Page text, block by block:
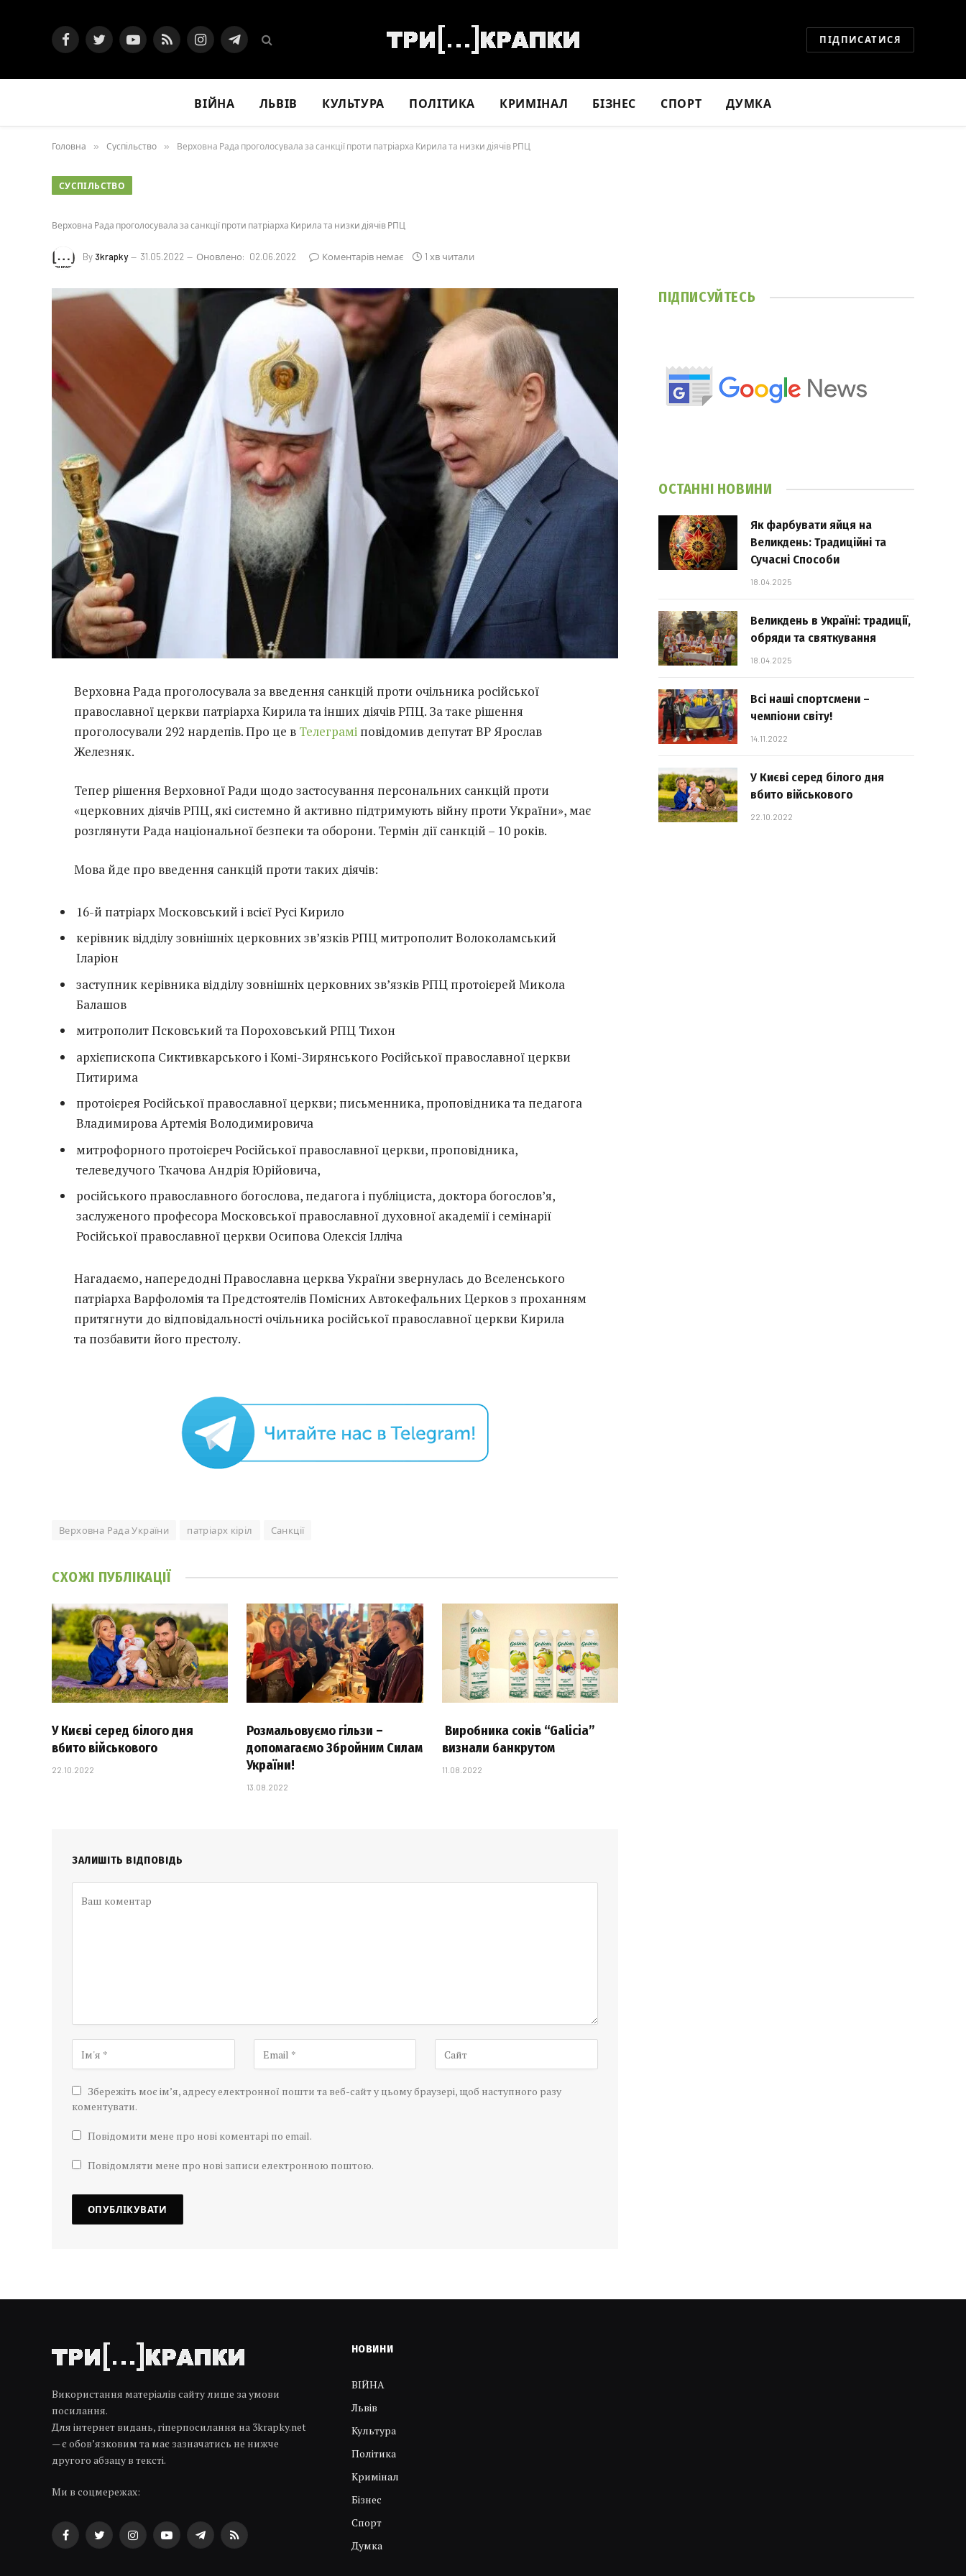
FacebookTwitterYouTubeRSS InstagramTelegram ПІДПИСАТИСЯ
ВІЙНА ЛЬВІВ КУЛЬТУРА ПОЛІТИКА КРИМІНАЛ БІЗНЕС СПОРТ ДУМКА
Головна » Суспільство » Верховна Рада проголосувала за санкції проти патріарха Кирила та низки діячів РПЦ
СУСПІЛЬСТВО
Верховна Рада проголосувала за санкції проти патріарха Кирила та низки діячів РПЦ
By 3krapky 31.05.2022 Оновлено: 02.06.2022 Коментарів немає 1 хв читали
Верховна Рада проголосувала за введення санкцій проти очільника російської
православної церкви патріарха Кирила та інших діячів РПЦ. За таке рішення
проголосували 292 нардепів. Про це в Телеграмі повідомив депутат ВР Ярослав
Железняк.
Тепер рішення Верховної Ради щодо застосування персональних санкцій проти
«церковних діячів РПЦ, які системно й активно підтримують війну проти України», має
розглянути Рада національної безпеки та оборони. Термін дії санкцій – 10 років.
Мова йде про введення санкцій проти таких діячів:
16-й патріарх Московський і всієї Русі Кирило
керівник відділу зовнішніх церковних зв’язків РПЦ митрополит Волоколамський
Іларіон
заступник керівника відділу зовнішніх церковних зв’язків РПЦ протоієрей Микола
Балашов
митрополит Псковський та Пороховський РПЦ Тихон
архієпископа Сиктивкарського і Комі-Зирянського Російської православної церкви
Питирима
протоієрея Російської православної церкви; письменника, проповідника та педагога
Владимирова Артемія Володимировича
митрофорного протоієреч Російської православної церкви, проповідника,
телеведучого Ткачова Андрія Юрійовича,
російського православного богослова, педагога і публіциста, доктора богослов’я,
заслуженого професора Московської православної духовної академії і семінарії
Російської православної церкви Осипова Олексія Ілліча
Нагадаємо, напередодні Православна церква України звернулась до Вселенського
патріарха Варфоломія та Предстоятелів Помісних Автокефальних Церков з проханням
притягнути до відповідальності очільника російської православної церкви Кирила
та позбавити його престолу.
Верховна Рада України патріарх кіріл Санкції
СХОЖІ ПУБЛІКАЦІЇ
У Києві серед білого дня
вбито військового
22.10.2022
Розмальовуємо гільзи –
допомагаємо Збройним Силам
України!
13.08.2022
Виробника соків “Galicia”
визнали банкрутом
11.08.2022
ЗАЛИШІТЬ ВІДПОВІДЬ
Збережіть моє ім’я, адресу електронної пошти та веб-сайт у цьому браузері, щоб наступного разу
коментувати.
Повідомити мене про нові коментарі по email.
Повідомляти мене про нові записи електронною поштою.
ПІДПИСУЙТЕСЬ
ОСТАННІ НОВИНИ
Як фарбувати яйця на
Великдень: Традиційні та
Сучасні Способи
18.04.2025
Великдень в Україні: традиції,
обряди та святкування
18.04.2025
Всі наші спортсмени –
чемпіони світу!
14.11.2022
У Києві серед білого дня
вбито військового
22.10.2022
Використання матеріалів сайту лише за умови
посилання.
Для інтернет видань, гіперпосилання на 3krapky.net
— є обов’язковим та має зазначатись не нижче
другого абзацу в тексті.
Ми в соцмережах:
FacebookTwitterInstagramYouTubeTelegramRSS
НОВИНИ
ВІЙНА
Львів
Культура
Політика
Кримінал
Бізнес
Спорт
Думка